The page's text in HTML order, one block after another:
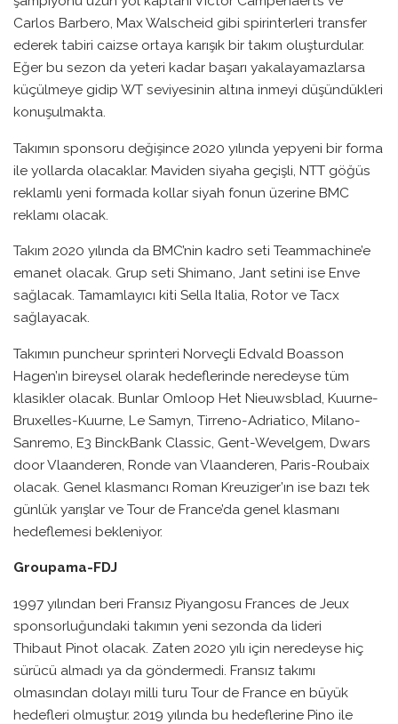
Carlos Barbero, Max Walscheid gibi spirinterleri transfer
ederek tabiri caizse ortaya karışık bir takım oluşturdular.
Eğer bu sezon da yeteri kadar başarı yakalayamazlarsa
küçülmeye gidip WT seviyesinin altına inmeyi düşündükleri
konuşulmakta.
Takımın sponsoru değişince 2020 yılında yepyeni bir forma
ile yollarda olacaklar. Maviden siyaha geçişli, NTT göğüs
reklamlı yeni formada kollar siyah fonun üzerine BMC
reklamı olacak.
Takım 2020 yılında da BMC’nin kadro seti Teammachine’e
emanet olacak. Grup seti Shimano, Jant setini ise Enve
sağlacak. Tamamlayıcı kiti Sella Italia, Rotor ve Tacx
sağlayacak.
Takımın puncheur sprinteri Norveçli Edvald Boasson
Hagen’ın bireysel olarak hedeflerinde neredeyse tüm
klasikler olacak. Bunlar Omloop Het Nieuwsblad, Kuurne-
Bruxelles-Kuurne, Le Samyn, Tirreno-Adriatico, Milano-
Sanremo, E3 BinckBank Classic, Gent-Wevelgem, Dwars
door Vlaanderen, Ronde van Vlaanderen, Paris-Roubaix
olacak. Genel klasmancı Roman Kreuziger’ın ise bazı tek
günlük yarışlar ve Tour de France’da genel klasmanı
hedeflemesi bekleniyor.
Groupama-FDJ
1997 yılından beri Fransız Piyangosu Frances de Jeux
sponsorluğundaki takımın yeni sezonda da lideri
Thibaut Pinot olacak. Zaten 2020 yılı için neredeyse hiç
sürücü almadı ya da göndermedi. Fransız takımı
olmasından dolayı milli turu Tour de France en büyük
hedefleri olmuştur. 2019 yılında bu hedeflerine Pino ile